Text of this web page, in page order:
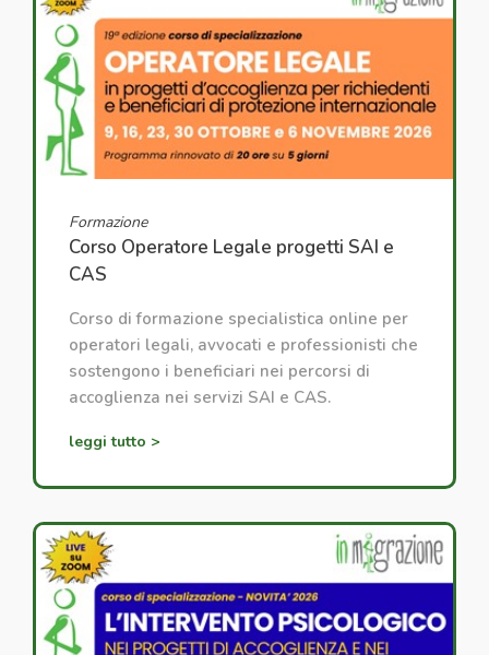
Formazione
Corso Operatore Legale progetti SAI e
CAS
Corso di formazione specialistica online per
operatori legali, avvocati e professionisti che
sostengono i beneficiari nei percorsi di
accoglienza nei servizi SAI e CAS.
leggi tutto >